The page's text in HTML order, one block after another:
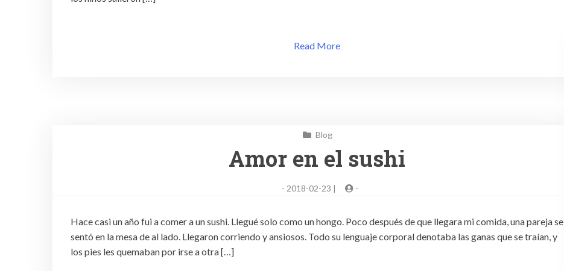
Read More
Blog
Amor en el sushi
- 2018-02-23 | -
Hace casi un año fui a comer a un sushi. Llegué solo como un hongo. Poco después de que llegara mi comida, una pareja se
sentó en la mesa de al lado. Llegaron corriendo y ansiosos. Todo su lenguaje corporal denotaba las ganas que se traían, y
los pies les quemaban por irse a otra […]